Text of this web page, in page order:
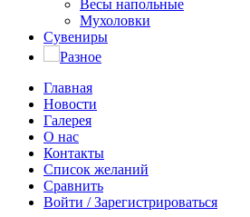
Весы напольные
Мухоловки
Сувениры
Разное
Главная
Новости
Галерея
О нас
Контакты
Список желаний
Сравнить
Войти / Зарегистрироваться